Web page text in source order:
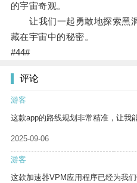
的宇宙奇观。
让我们一起勇敢地探索黑
藏在宇宙中的秘密。
#44#
评论
游客
这款app的路线规划非常精准，让我
2025-09-06
游客
这款加速器VPM应用程序已经为我